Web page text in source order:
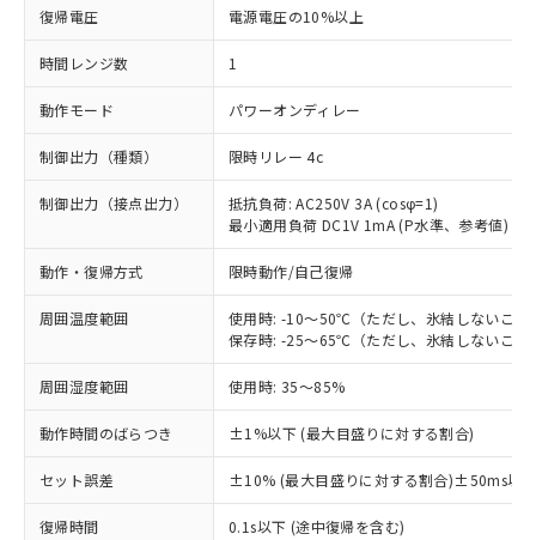
復帰電圧 電源電圧の10%以上
時間レンジ数 1
動作モード パワーオンディレー
制御出力（種類） 限時リレー 4c
制御出力（接点出力）
抵抗負荷: AC250V 3A (cosφ=1)
最小適用負荷 DC1V 1mA (P水準、参考値)
動作・復帰方式 限時動作/自己復帰
周囲温度範囲
使用時: -10～50℃（ただし、氷結しないこと
保存時: -25～65℃（ただし、氷結しないこと
周囲湿度範囲 使用時: 35～85%
動作時間のばらつき ±1%以下 (最大目盛りに対する割合)
セット誤差 ±10% (最大目盛りに対する割合)±50ms以下
復帰時間 0.1s以下 (途中復帰を含む)